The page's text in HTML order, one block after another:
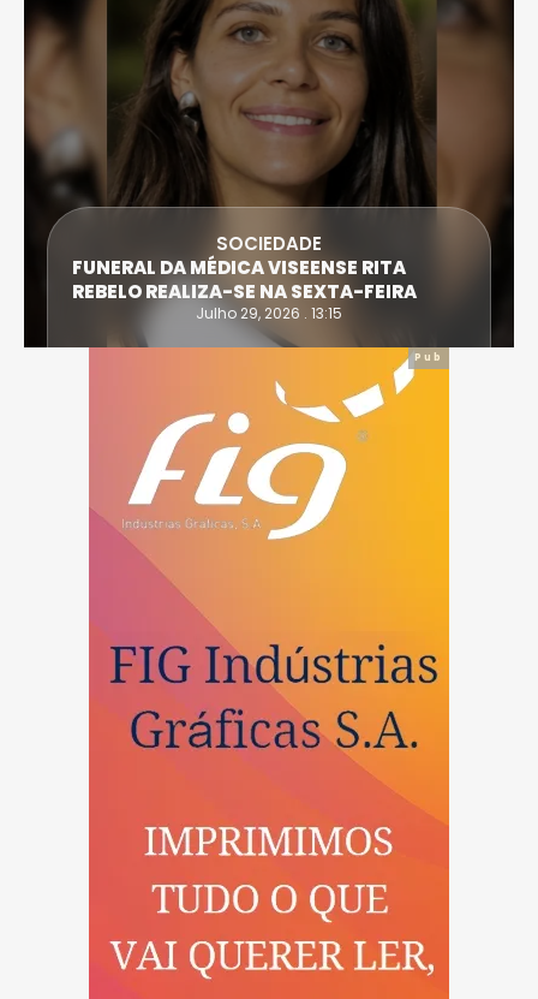
SOCIEDADE
FUNERAL DA MÉDICA VISEENSE RITA
REBELO REALIZA-SE NA SEXTA-FEIRA
Julho 29, 2026 . 13:15
Pub